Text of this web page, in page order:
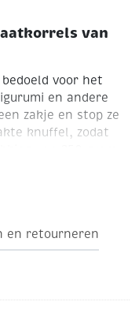
van
voor het
en andere
zakje en stop ze
knuffel, zodat
en retourneren